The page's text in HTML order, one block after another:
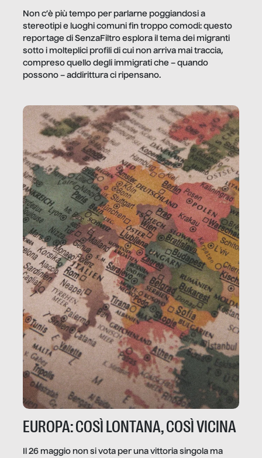
Non c’è più tempo per parlarne poggiandosi a
stereotipi e luoghi comuni fin troppo comodi: questo
reportage di SenzaFiltro esplora il tema dei migranti
sotto i molteplici profili di cui non arriva mai traccia,
compreso quello degli immigrati che – quando
possono – addirittura ci ripensano.
EUROPA: COSÌ LONTANA, COSÌ VICINA
Il 26 maggio non si vota per una vittoria singola ma